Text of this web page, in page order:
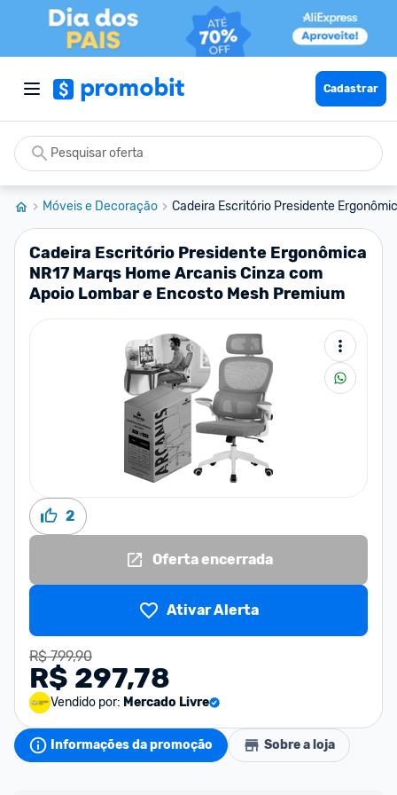
Cadastrar
Móveis e Decoração Cadeira Escritório Presidente
Cadeira Escritório Presidente Ergonômica
NR17 Marqs Home Arcanis Cinza com
Apoio Lombar e Encosto Mesh Premium
2
Oferta encerrada
Ativar Alerta
R$ 799,90
R$ 297,78
Vendido por: Mercado Livre
Informações da promoção Sobre a loja